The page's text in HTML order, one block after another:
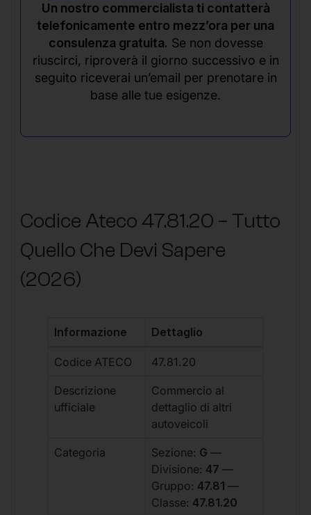
Un nostro commercialista ti contatterà
telefonicamente entro mezz’ora per una
consulenza gratuita. Se non dovesse
riuscirci, riproverà il giorno successivo e in
seguito riceverai un’email per prenotare in
base alle tue esigenze.
Codice Ateco 47.81.20 – Tutto
Quello Che Devi Sapere
(2026)
Informazione Dettaglio
Codice ATECO 47.81.20
Descrizione
ufficiale
Commercio al
dettaglio di altri
autoveicoli
Categoria Sezione: G —
Divisione: 47 —
Gruppo: 47.81 —
Classe: 47.81.20